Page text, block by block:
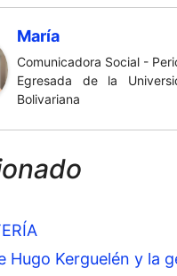
María
Comunicadora Social -
Egresada de la
Bolivariana
Hugo Kerguelén y la